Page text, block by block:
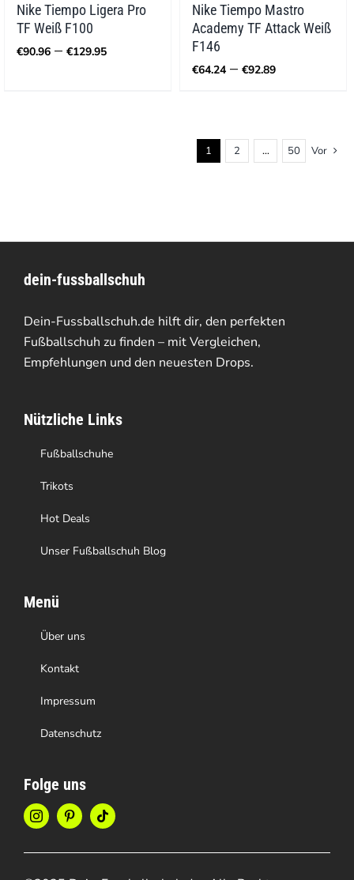
Nike Tiempo Ligera Pro
TF Weiß F100
€90.96 – €129.95Preisspanne:
Nike Tiempo Mastro
Academy TF Attack Weiß
F146
€64.24 – €92.89
1 2 … 50 Vor
dein-fussballschuh
Dein-Fussballschuh.de hilft dir, den perfekten
Fußballschuh zu finden – mit Vergleichen,
Empfehlungen und den neuesten Drops.
Nützliche Links
Fußballschuhe
Trikots
Hot Deals
Unser Fußballschuh Blog
Menü
Über uns
Kontakt
Impressum
Datenschutz
Folge uns